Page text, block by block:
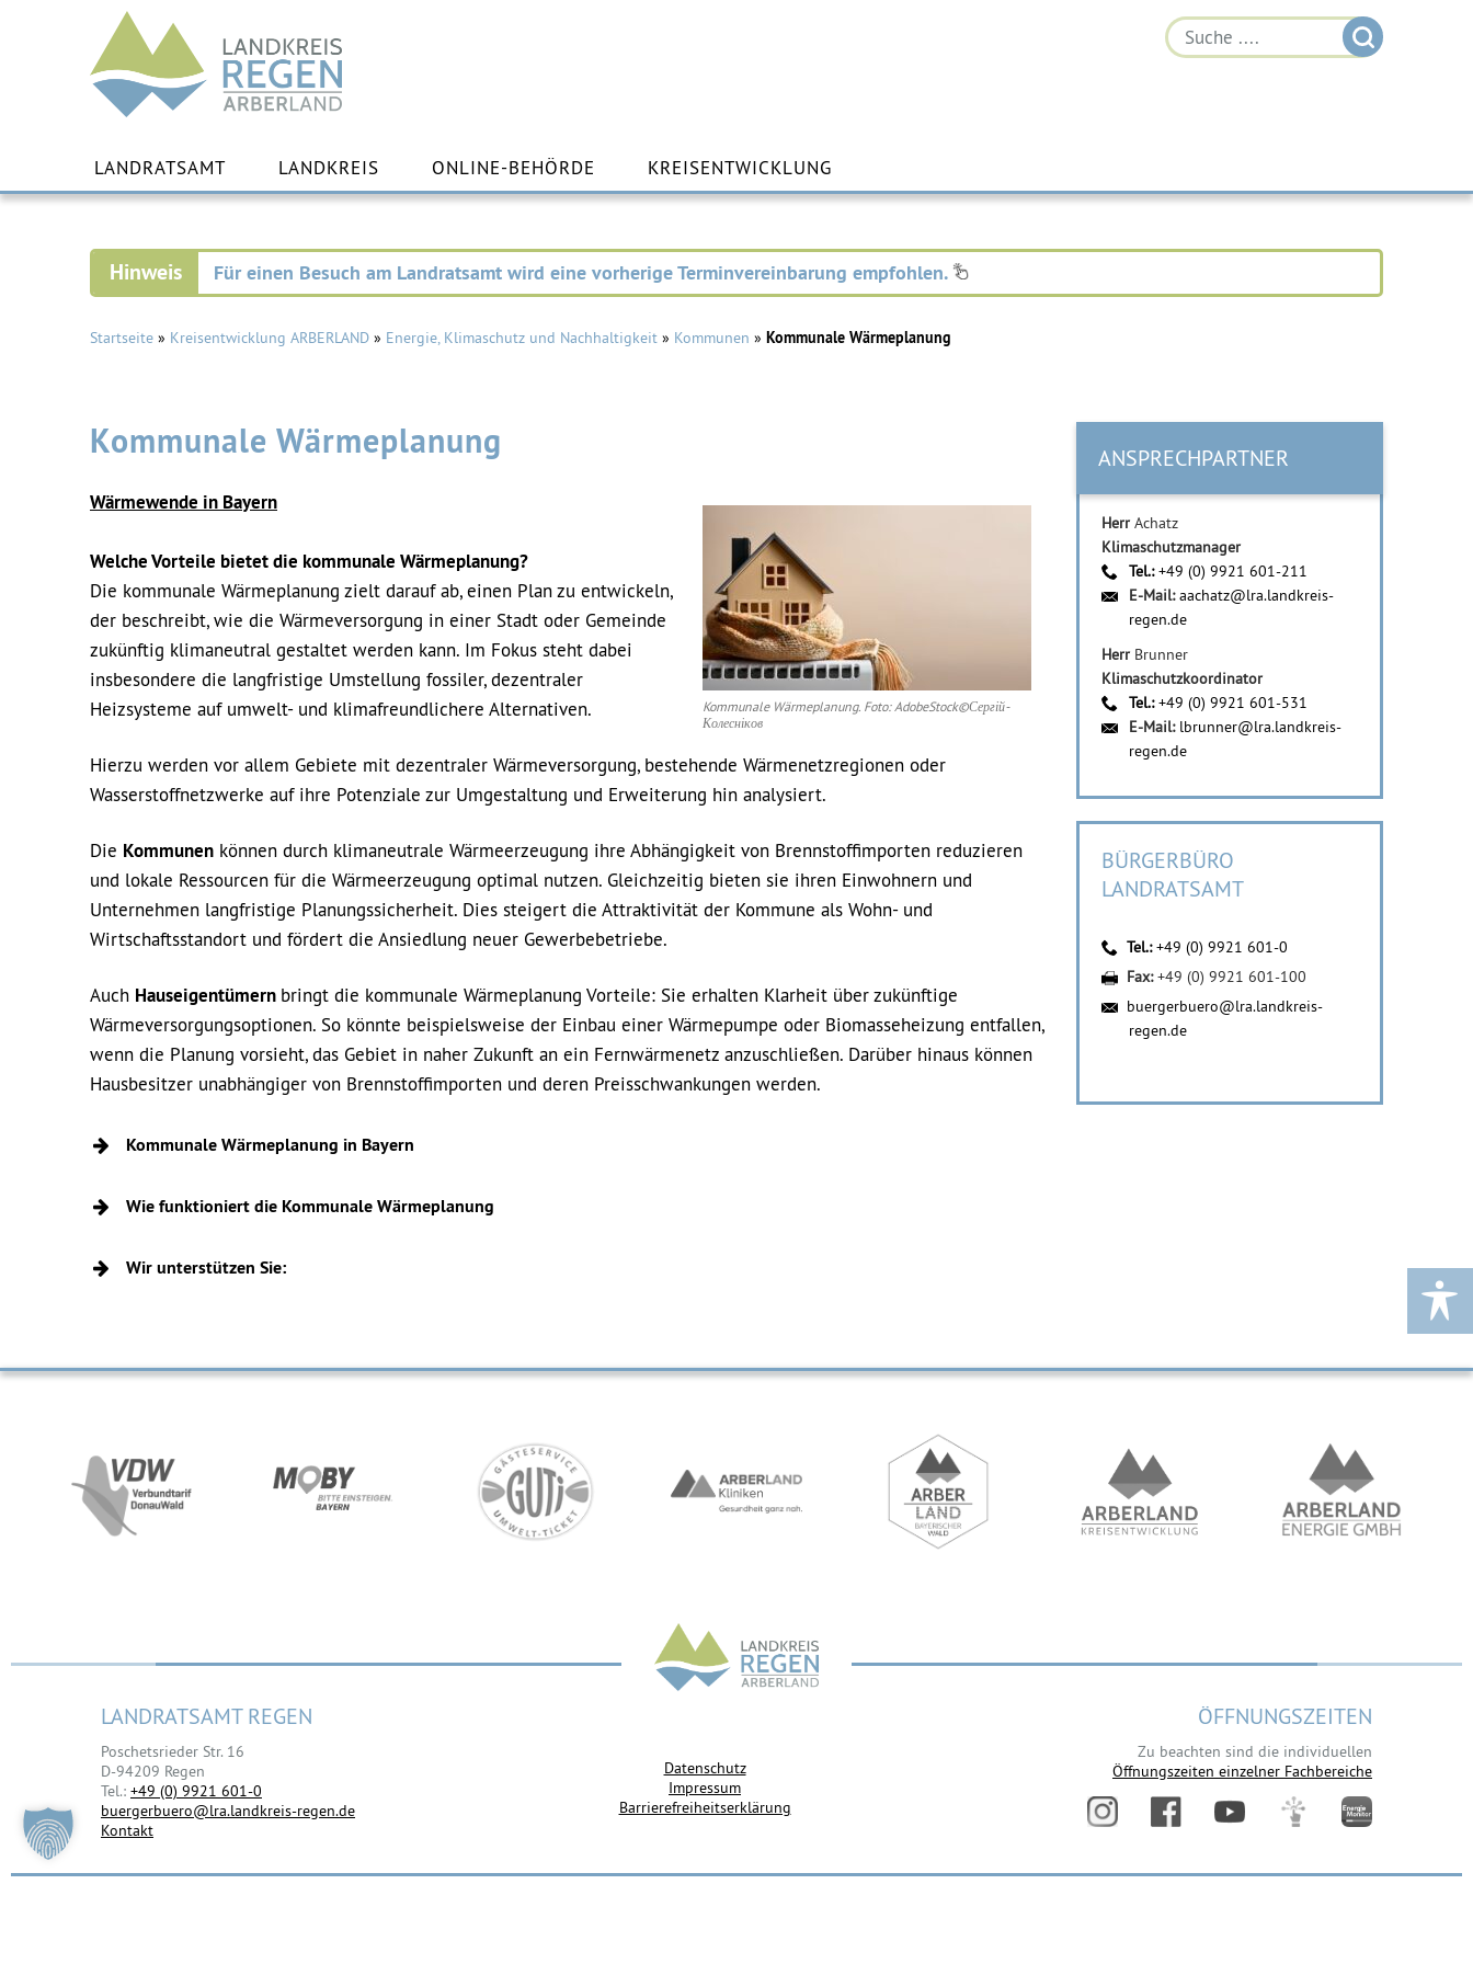
Landkreis
Regen
Inhalt
springen
LANDRATSAMT LANDKREIS ONLINE-BEHÖRDE KREISENTWICKLUNG
Für einen Besuch am Landratsamt wird eine vorherige Terminvereinbarung empfohlen.
Startseite » Kreisentwicklung ARBERLAND » Energie, Klimaschutz und Nachhaltigkeit » Kommunen » Kommunale Wärmeplanung
Kommunale Wärmeplanung
Kommunale Wärmeplanung. Foto: AdobeStock©Сергій-
Колесніков
Wärmewende in Bayern
Welche Vorteile bietet die kommunale Wärmeplanung?
Die kommunale Wärmeplanung zielt darauf ab, einen Plan zu entwickeln,
der beschreibt, wie die Wärmeversorgung in einer Stadt oder Gemeinde
zukünftig klimaneutral gestaltet werden kann. Im Fokus steht dabei
insbesondere die langfristige Umstellung fossiler, dezentraler
Heizsysteme auf umwelt- und klimafreundlichere Alternativen.
Hierzu werden vor allem Gebiete mit dezentraler Wärmeversorgung, bestehende Wärmenetzregionen oder
Wasserstoffnetzwerke auf ihre Potenziale zur Umgestaltung und Erweiterung hin analysiert.
Die Kommunen können durch klimaneutrale Wärmeerzeugung ihre Abhängigkeit von Brennstoffimporten reduzieren
und lokale Ressourcen für die Wärmeerzeugung optimal nutzen. Gleichzeitig bieten sie ihren Einwohnern und
Unternehmen langfristige Planungssicherheit. Dies steigert die Attraktivität der Kommune als Wohn- und
Wirtschaftsstandort und fördert die Ansiedlung neuer Gewerbebetriebe.
Auch Hauseigentümern bringt die kommunale Wärmeplanung Vorteile: Sie erhalten Klarheit über zukünftige
Wärmeversorgungsoptionen. So könnte beispielsweise der Einbau einer Wärmepumpe oder Biomasseheizung entfallen,
wenn die Planung vorsieht, das Gebiet in naher Zukunft an ein Fernwärmenetz anzuschließen. Darüber hinaus können
Hausbesitzer unabhängiger von Brennstoffimporten und deren Preisschwankungen werden.
Kommunale Wärmeplanung in Bayern
Wie funktioniert die Kommunale Wärmeplanung
Wir unterstützen Sie:
ANSPRECHPARTNER
Herr Achatz
Klimaschutzmanager
Tel.:+49 (0) 9921 601-211
E-Mail:aachatz@lra.landkreis-
regen.de
Herr Brunner
Klimaschutzkoordinator
Tel.:+49 (0) 9921 601-531
E-Mail: lbrunner@lra.landkreis-
regen.de
BÜRGERBÜRO
LANDRATSAMT
Tel.:+49 (0) 9921 601-0
Fax:+49 (0) 9921 601-100
buergerbuero@lra.landkreis-
regen.de
LANDRATSAMT REGEN
Poschetsrieder Str. 16
D-94209 Regen
Tel.: +49 (0) 9921 601-0
buergerbuero@lra.landkreis-regen.de
Kontakt
Datenschutz
Impressum
Barrierefreiheitserklärung
ÖFFNUNGSZEITEN
Zu beachten sind die individuellen
Öffnungszeiten einzelner Fachbereiche